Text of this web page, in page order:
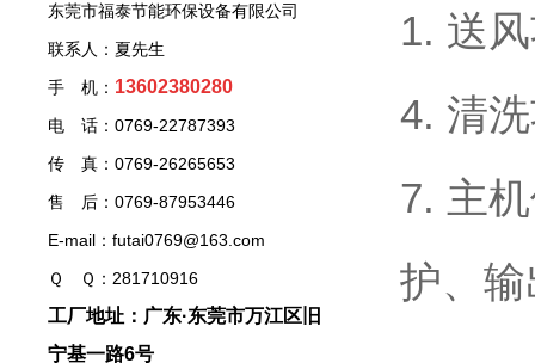
东莞市福泰节能环保设备有限公司
联系人：夏先生
手 机： 13602380280
电 话：0769-22787393
传 真：0769-26265653
售 后：0769-87953446
E-mail：futai0769@163.com
Ｑ Ｑ：281710916
工厂地址：广东·东莞市万江区旧
宁基一路6号
1. 送
4. 清
7. 主
护、